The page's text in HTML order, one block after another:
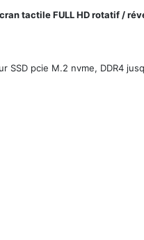
tactile FULL HD rotatif /
pcie M.2 nvme, DDR4